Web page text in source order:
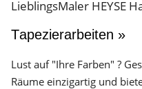
Tapezierarbeiten »
Lust auf "Ihre Farben" ?
Räume einzigartig und